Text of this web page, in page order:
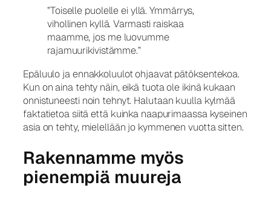
”Toiselle puolelle ei yllä. Ymmärrys,
vihollinen kyllä. Varmasti raiskaa
maamme, jos me luovumme
rajamuurikivistämme.”
Epäluulo ja ennakkoluulot ohjaavat pätöksentekoa.
Kun on aina tehty näin, eikä tuota ole ikinä kukaan
onnistuneesti noin tehnyt. Halutaan kuulla kylmää
faktatietoa siitä että kuinka naapurimaassa kyseinen
asia on tehty, mielellään jo kymmenen vuotta sitten.
Rakennamme myös
pienempiä muureja